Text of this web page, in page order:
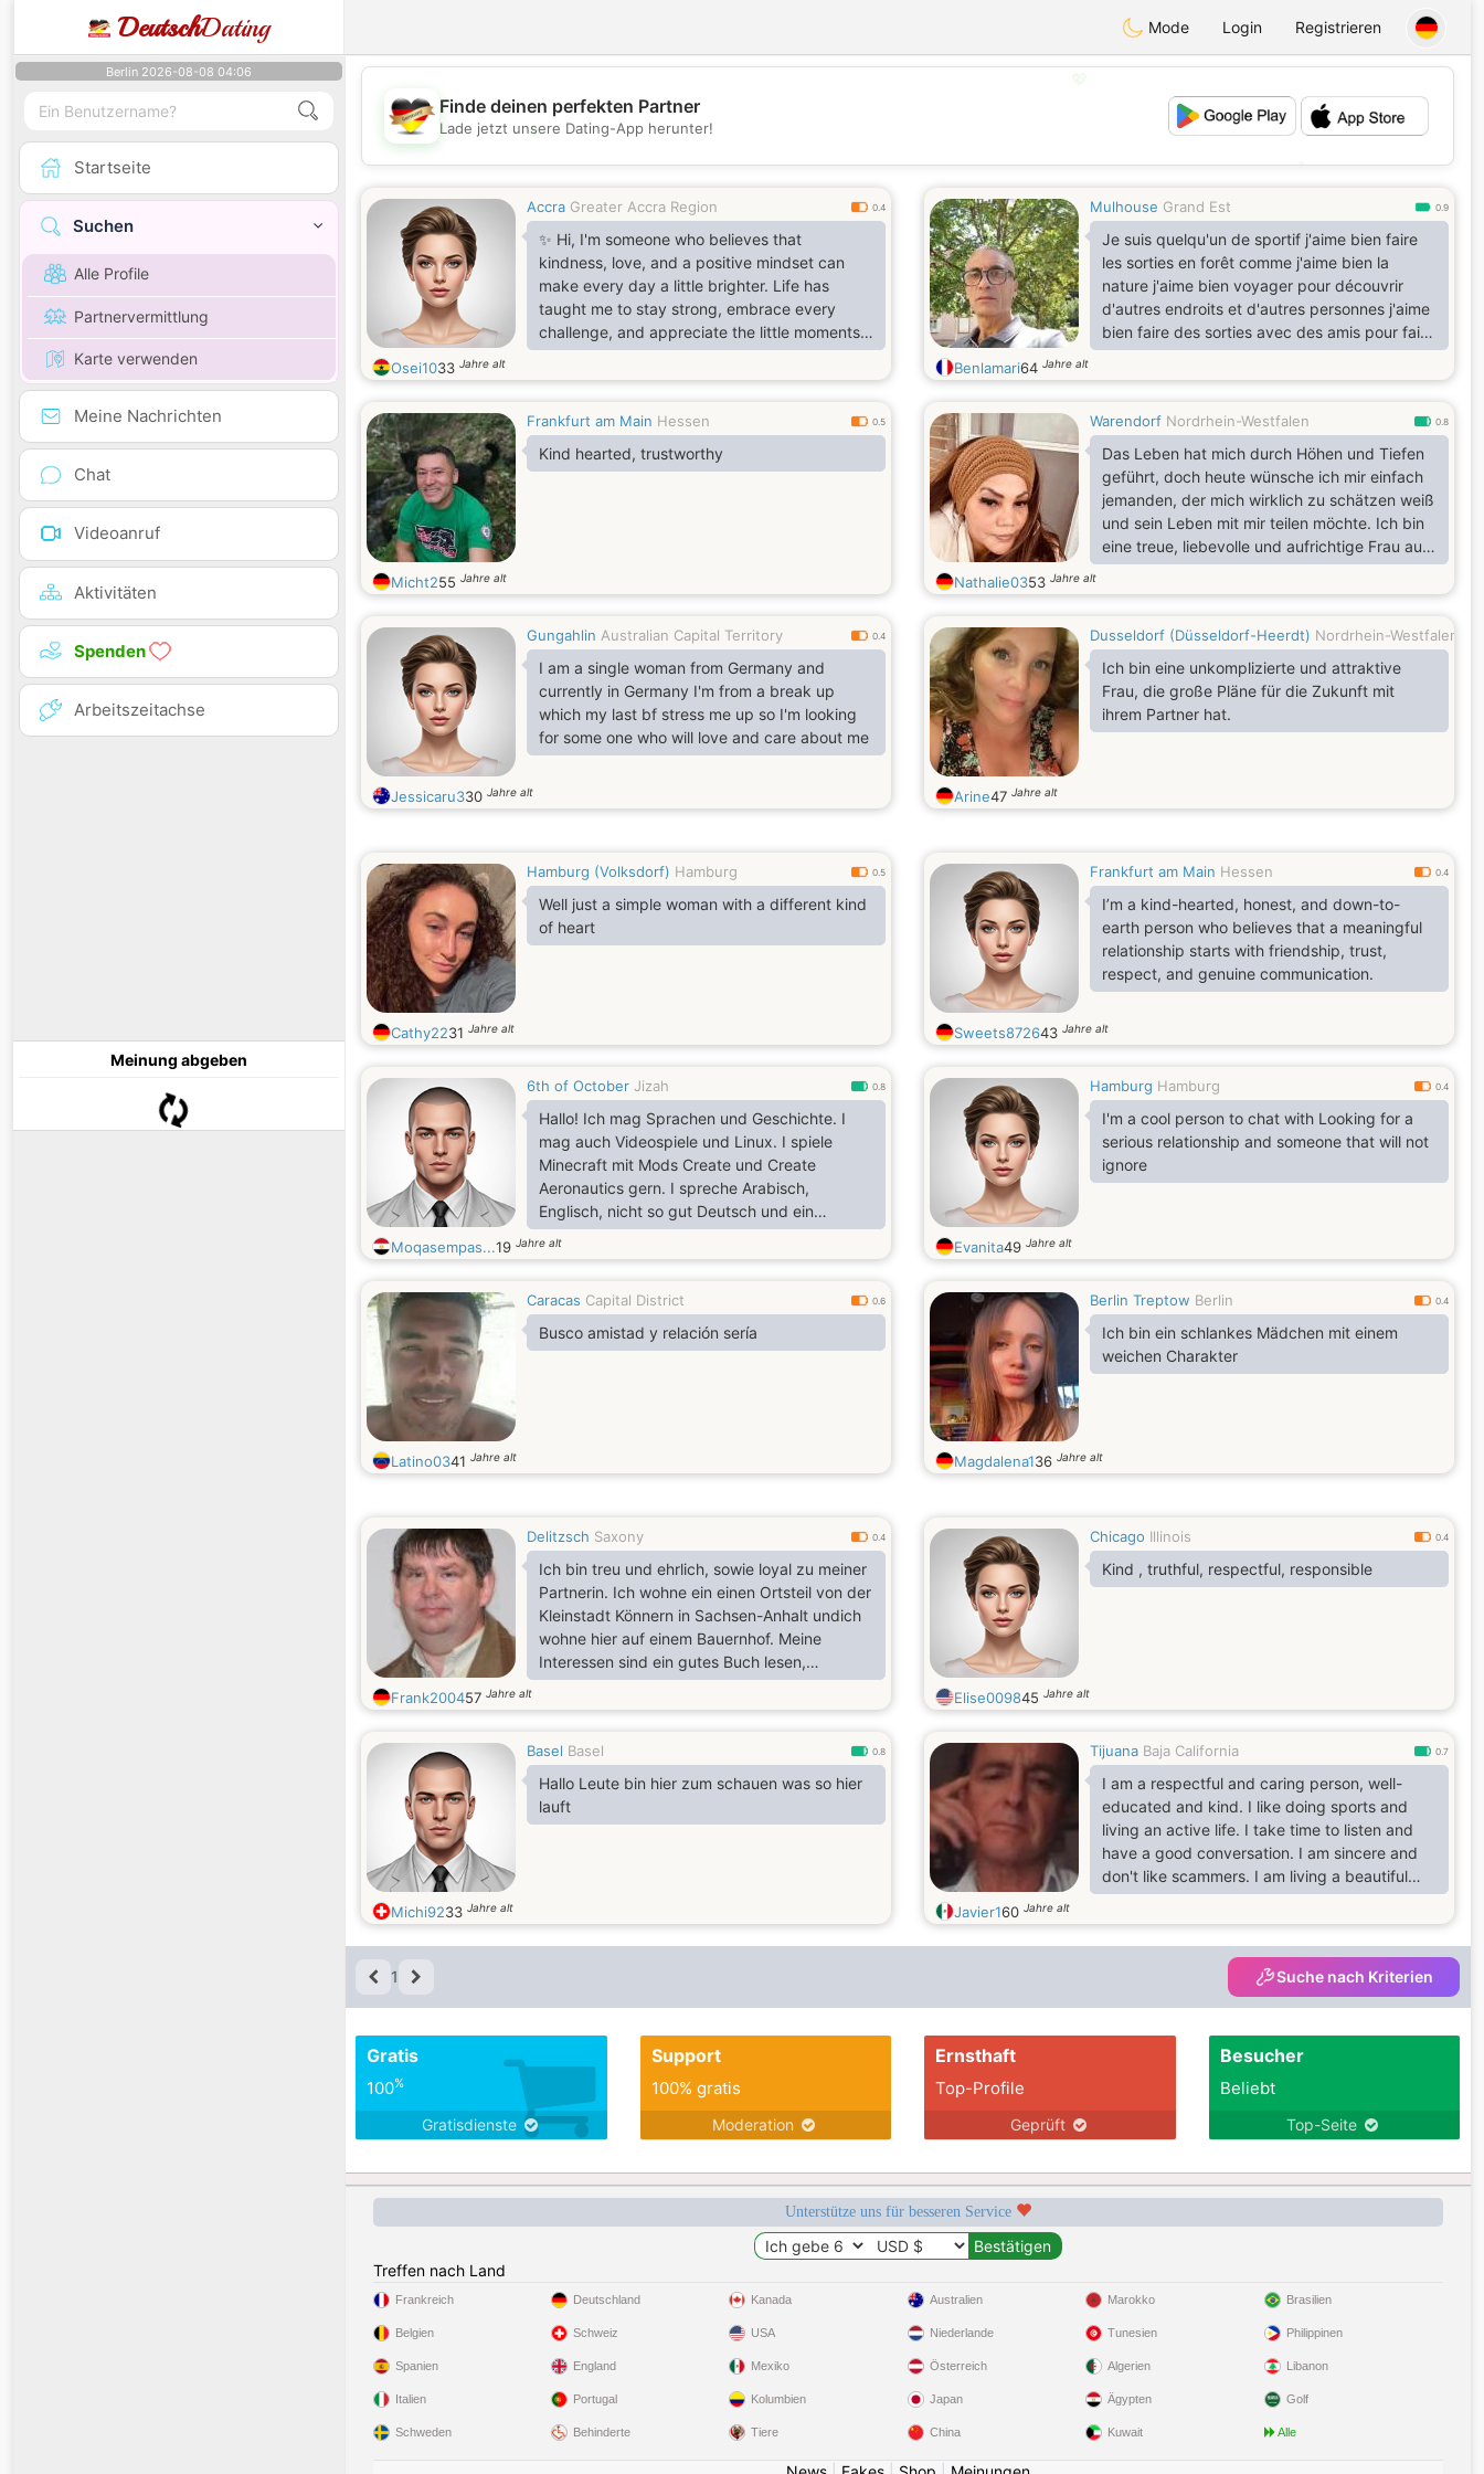
DeutschDating Mode Login Registrieren
Berlin 2026-08-08 04:06
Startseite
Suchen
Alle Profile
Partnervermittlung
Karte verwenden
Meine Nachrichten
Chat
Videoanruf
Aktivitäten
Spenden
Arbeitszeitachse
Meinung abgeben
💖
💕
Finde deinen perfekten Partner
Lade jetzt unsere Dating-App herunter!
Accra Greater Accra Region 0.4
✨ Hi, I'm someone who believes that
kindness, love, and a positive mindset can
make every day a little brighter. Life has
taught me to stay strong, embrace every
challenge, and appreciate the little moments
that bring happiness. I enjoy learning new
things, growing as a person, and surrounding
stopping by my page—I hope my journey
inspires you, and I can't wait to connect with
amazing people from all around the world. 💕
Osei1033 Jahre alt
Mulhouse Grand Est 0.9
Je suis quelqu'un de sportif j'aime bien faire
les sorties en forêt comme j'aime bien la
nature j'aime bien voyager pour découvrir
d'autres endroits et d'autres personnes j'aime
bien faire des sorties avec des amis pour faire
des jeux de société je suis quelqu'un de
attentionné et sensible et généreux reux
Benlamari64 Jahre alt
Frankfurt am Main Hessen 0.5
Kind hearted, trustworthy
Micht255 Jahre alt
Warendorf Nordrhein-Westfalen 0.8
Das Leben hat mich durch Höhen und Tiefen
geführt, doch heute wünsche ich mir einfach
jemanden, der mich wirklich zu schätzen weiß
und sein Leben mit mir teilen möchte. Ich bin
eine treue, liebevolle und aufrichtige Frau auf
der Suche nach einem echten Gentleman. Ich
spiele keine Spielchen – sag mir also: Bist du
Nathalie0353 Jahre alt
Gungahlin Australian Capital Territory 0.4
I am a single woman from Germany and
currently in Germany I'm from a break up
which my last bf stress me up so I'm looking
for some one who will love and care about me
Jessicaru330 Jahre alt
Dusseldorf (Düsseldorf-Heerdt) Nordrhein-Westfalen
Ich bin eine unkomplizierte und attraktive
Frau, die große Pläne für die Zukunft mit
ihrem Partner hat.
Arine47 Jahre alt
Hamburg (Volksdorf) Hamburg 0.5
Well just a simple woman with a different kind
of heart
Cathy2231 Jahre alt
Frankfurt am Main Hessen 0.4
I’m a kind-hearted, honest, and down-to-
earth person who believes that a meaningful
relationship starts with friendship, trust,
respect, and genuine communication.
Sweets872643 Jahre alt
6th of October Jizah 0.8
Hallo! Ich mag Sprachen und Geschichte. I
mag auch Videospiele und Linux. I spiele
Minecraft mit Mods Create und Create
Aeronautics gern. I spreche Arabisch,
Englisch, nicht so gut Deutsch und ein
bisschen Russisch
Moqasempas...19 Jahre alt
Hamburg Hamburg 0.4
I'm a cool person to chat with Looking for a
serious relationship and someone that will not
ignore
Evanita49 Jahre alt
Caracas Capital District 0.6
Busco amistad y relación sería
Latino0341 Jahre alt
Berlin Treptow Berlin 0.4
Ich bin ein schlankes Mädchen mit einem
weichen Charakter
Magdalena136 Jahre alt
Delitzsch Saxony 0.4
Ich bin treu und ehrlich, sowie loyal zu meiner
Partnerin. Ich wohne ein einen Ortsteil von der
Kleinstadt Könnern in Sachsen-Anhalt undich
wohne hier auf einem Bauernhof. Meine
Interessen sind ein gutes Buch lesen,
spazieren gehen Tiere und Landwirtschaft
und Internet
Frank200457 Jahre alt
Chicago Illinois 0.4
Kind , truthful, respectful, responsible
Elise009845 Jahre alt
Basel Basel 0.8
Hallo Leute bin hier zum schauen was so hier
lauft
Michi9233 Jahre alt
Tijuana Baja California 0.7
I am a respectful and caring person, well-
educated and kind. I like doing sports and
living an active life. I take time to listen and
have a good conversation. I am sincere and
don't like scammers. I am living a beautiful
life. I like to travel and know new places and
meet people. I do not send or loan money to
anyone, so please do not ask.
Javier160 Jahre alt
1 Suche nach Kriterien
Gratis
100%
Gratisdienste
Support
100% gratis
Moderation
Ernsthaft
Top-Profile
Geprüft
Besucher
Beliebt
Top-Seite
Unterstütze uns für besseren Service
Treffen nach Land
Frankreich
Belgien
Spanien
Italien
Schweden
Deutschland
Schweiz
England
Portugal
Behinderte
Kanada
USA
Mexiko
Kolumbien
Tiere
Australien
Niederlande
Österreich
Japan
China
Marokko
Tunesien
Algerien
Ägypten
Kuwait
Brasilien
Philippinen
Libanon
Golf
Alle